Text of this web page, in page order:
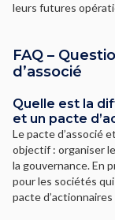
leurs futures
FAQ –
d’associé
Quelle est la
et un pacte
Le pacte d’associé
objectif : organiser
la gouvernance. En
pour les sociétés
pacte